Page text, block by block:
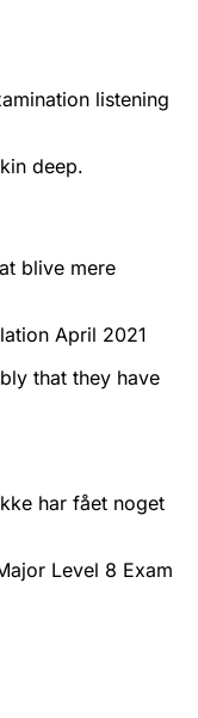
listening
deep.
blive mere
April 2021
that they have
har fået noget
Level 8 Exam